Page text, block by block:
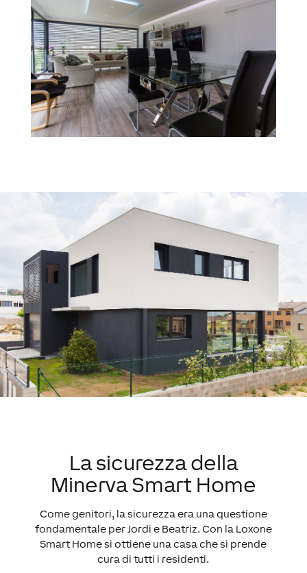
La sicurezza della
Minerva Smart Home
Come genitori, la sicurezza era una questione
fondamentale per Jordi e Beatriz. Con la Loxone
Smart Home si ottiene una casa che si prende
cura di tutti i residenti.